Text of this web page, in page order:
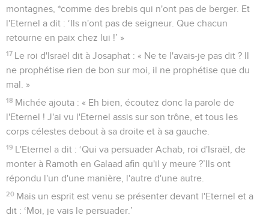
montagnes, *comme des brebis qui n'ont pas de berger. Et
l'Eternel a dit : ‘Ils n'ont pas de seigneur. Que chacun
retourne en paix chez lui !’ »
17 Le roi d'Israël dit à Josaphat : « Ne te l'avais-je pas dit ? Il
ne prophétise rien de bon sur moi, il ne prophétise que du
mal. »
18 Michée ajouta : « Eh bien, écoutez donc la parole de
l'Eternel ! J'ai vu l'Eternel assis sur son trône, et tous les
corps célestes debout à sa droite et à sa gauche.
19 L'Eternel a dit : ‘Qui va persuader Achab, roi d'Israël, de
monter à Ramoth en Galaad afin qu'il y meure ?’Ils ont
répondu l'un d'une manière, l'autre d'une autre.
20 Mais un esprit est venu se présenter devant l'Eternel et a
dit : ‘Moi, je vais le persuader.’